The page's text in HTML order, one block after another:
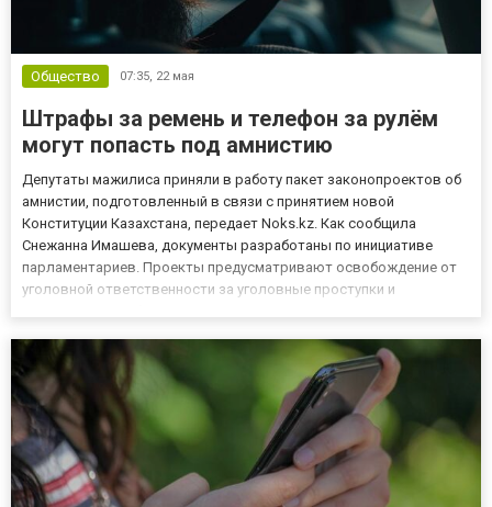
Общество 07:35, 22 мая
Штрафы за ремень и телефон за рулём
могут попасть под амнистию
Депутаты мажилиса приняли в работу пакет законопроектов об
амнистии, подготовленный в связи с принятием новой
Конституции Казахстана, передает Noks.kz. Как сообщила
Снежанна Имашева, документы разработаны по инициативе
парламентариев. Проекты предусматривают освобождение от
уголовной ответственности за уголовные проступки и
наказания по тяжким и особ...